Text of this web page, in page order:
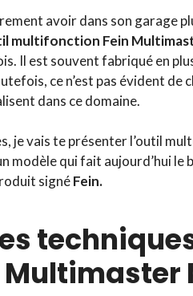
avoir dans son garage
multifonction Fein
Il est souvent fabriqué en
ce n’est pas évident
dans ce domaine.
je vais te présenter l’outil
modèle qui fait aujourd’hui le
signéFein.